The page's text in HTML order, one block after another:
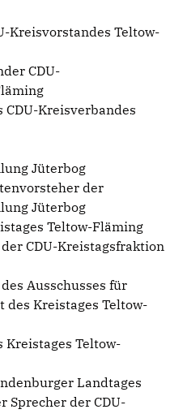
Kreisvorstandes Teltow-
CDU-
Kreisverbandes
Jüterbog
der
Jüterbog
Teltow-Fläming
CDU-Kreistagsfraktion
Ausschusses für
Kreistages Teltow-
Kreistages Teltow-
Landtages
Sprecher der CDU-